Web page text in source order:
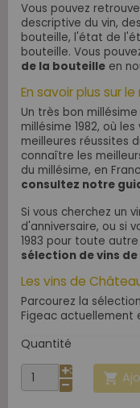
Vous pouvez
descriptive du vin,
bouteille, l'état de
bouteille. Vous
de la bouteille en
En savoir plus sur
Un très bon
millésime 1982, où
meilleures réussites
connaître les
du millésime, en
consultez notre
Si vous cherchez un
d'anniversaire, ou si
1983 pour toute
sélection de vins de
Les vins de
Parcourez la
Figeac actuellement
Quantité
